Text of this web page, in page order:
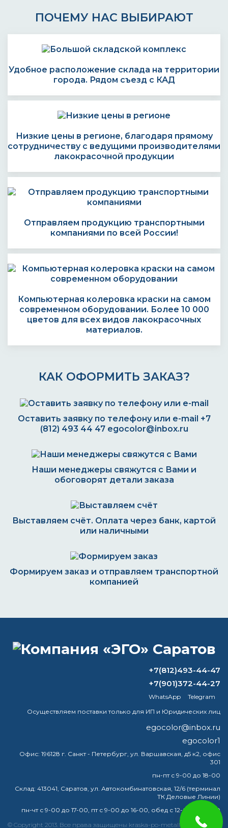
ПОЧЕМУ НАС ВЫБИРАЮТ
Удобное расположение склада на территории
города. Рядом съезд с КАД
Низкие цены в регионе, благодаря прямому
сотрудничеству с ведущими производителями
лакокрасочной продукции
Отправляем продукцию транспортными
компаниями по всей России!
Компьютерная колеровка краски на самом
современном оборудовании. Более 10 000
цветов для всех видов лакокрасочных
материалов.
КАК ОФОРМИТЬ ЗАКАЗ?
Оставить заявку по телефону или e-mail +7
(812) 493 44 47 egocolor@inbox.ru
Наши менеджеры свяжутся с Вами и
обоговорят детали заказа
Выставляем счёт. Оплата через банк, картой
или наличными
Формируем заказ и отправляем транспортной
компанией
Выбор ЛКМ для холодных помещений
в.скажите пожалуйста почему после
оцинковка порошковый краска
ложится плохо получается шуршави
Как называются краски на водной
краска эмаль купить грунт металла
+7(812)493-44-47
+7(901)372-44-27
WhatsApp
Telegram
Осуществляем поставки только для ИП и Юридических лиц
egocolor@inbox.ru
egocolor1
Офис: 196128 г. Санкт - Петербург, ул. Варшавская, д5 к2, офис
301
пн-пт с 9-00 до 18-00
Склад: 413041, Саратов, ул. Автокомбинатовская, 12/6 (терминал
ТК Деловые Линии)
пн-чт с 9-00 до 17-00, пт с 9-00 до 16-00, обед с 12-00 до 13-00
© Copyright 2013. Все права защищены kraska-po-metallu-saratov.ru